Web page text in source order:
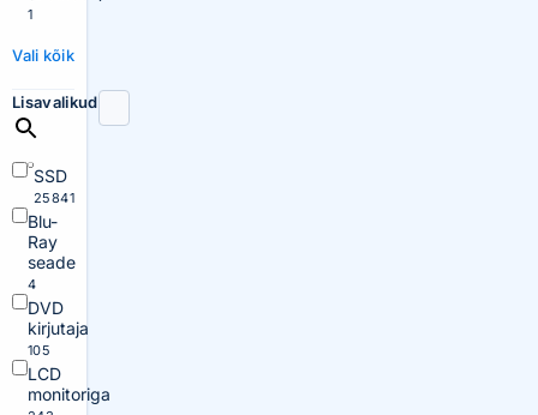
1
Vali kõik
Lisavalikud
SSD
25841
Blu-
Ray
seade
4
DVD
kirjutaja
105
LCD
monitoriga